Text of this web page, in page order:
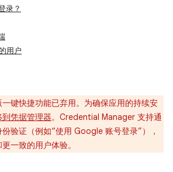
录？
用户
一键快捷功能已弃用。为确保应用的持续安
到凭据管理器。Credential Manager 支持通
验证（例如“使用 Google 账号登录”），
一致的用户体验。